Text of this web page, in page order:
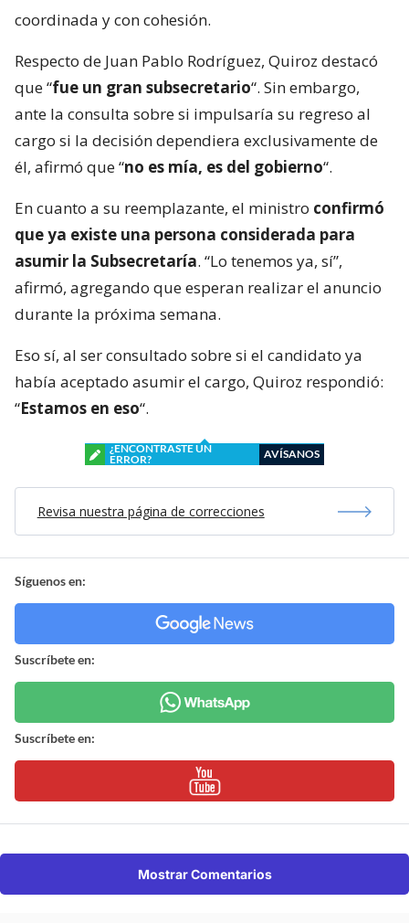
coordinada y con cohesión.
Respecto de Juan Pablo Rodríguez, Quiroz destacó
que “fue un gran subsecretario“. Sin embargo,
ante la consulta sobre si impulsaría su regreso al
cargo si la decisión dependiera exclusivamente de
él, afirmó que “no es mía, es del gobierno“.
En cuanto a su reemplazante, el ministro confirmó
que ya existe una persona considerada para
asumir la Subsecretaría. “Lo tenemos ya, sí”,
afirmó, agregando que esperan realizar el anuncio
durante la próxima semana.
Eso sí, al ser consultado sobre si el candidato ya
había aceptado asumir el cargo, Quiroz respondió:
“Estamos en eso“.
¿ENCONTRASTE UN
ERROR?
AVÍSANOS
Revisa nuestra página de correcciones
Síguenos en:
Suscríbete en:
Suscríbete en:
Mostrar Comentarios